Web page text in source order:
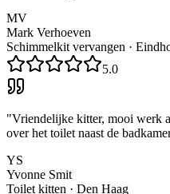
MV
Mark Verhoeven
Schimmelkit vervangen ·
5.0
"Vriendelijke kitter, mooi werk
over het toilet naast de
YS
Yvonne Smit
Toilet kitten · Den Haag